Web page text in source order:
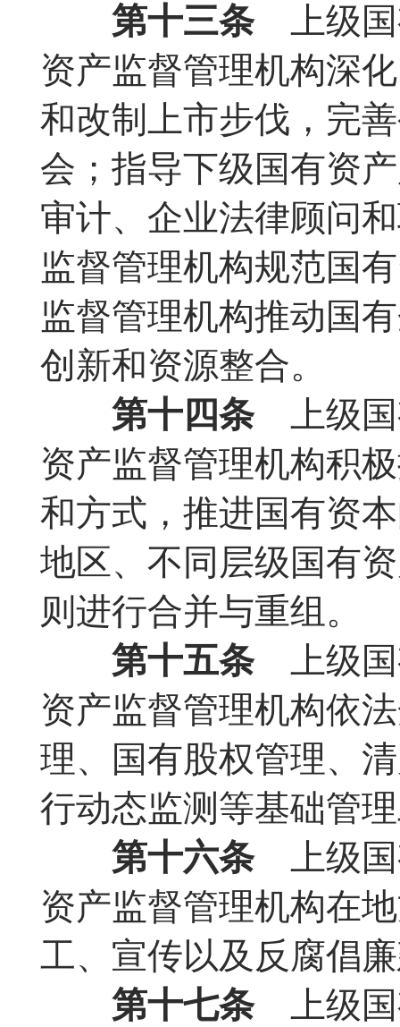
第十三条上级国
资产监督管理机构深
和改制上市步伐，完
会；指导下级国有资
审计、企业法律顾问
监督管理机构规范国
监督管理机构推动国
创新和资源整合。
第十四条上级国
资产监督管理机构积
和方式，推进国有资
地区、不同层级国有
则进行合并与重组。
第十五条上级国
资产监督管理机构依
理、国有股权管理、
行动态监测等基础管
第十六条上级国
资产监督管理机构在
工、宣传以及反腐倡
第十七条上级国